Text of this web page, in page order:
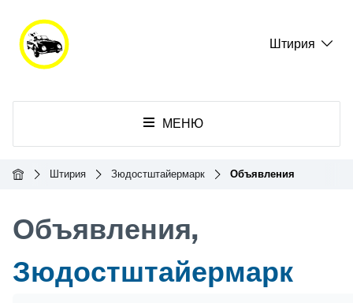
Штирия
МЕНЮ
ГлавнаяШтирия Зюдостштайермарк Объявления
Объявления,
Зюдостштайермарк